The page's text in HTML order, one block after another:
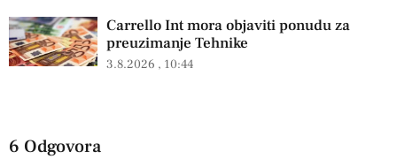
Carrello Int mora objaviti ponudu za
preuzimanje Tehnike
3.8.2026 10:44
6 Odgovora